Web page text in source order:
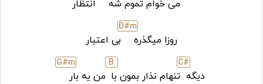
می خوام تموم شه انتظار
روزا میگذره
D#m
بی اعتبار
دیگه
C#
تنهام نذار بمون با
B
من یه بار
G#m